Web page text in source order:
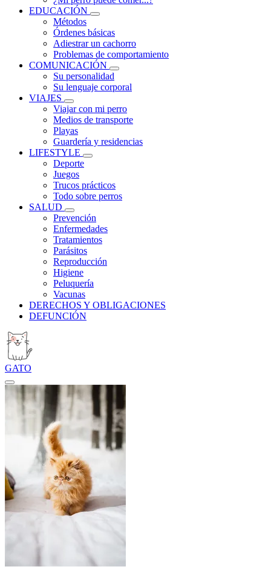
EDUCACIÓN
Métodos
Órdenes básicas
Adiestrar un cachorro
Problemas de comportamiento
COMUNICACIÓN
Su personalidad
Su lenguaje corporal
VIAJES
Viajar con mi perro
Medios de transporte
Playas
Guardería y residencias
LIFESTYLE
Deporte
Juegos
Trucos prácticos
Todo sobre perros
SALUD
Prevención
Enfermedades
Tratamientos
Parásitos
Reproducción
Higiene
Peluquería
Vacunas
DERECHOS Y OBLIGACIONES
DEFUNCIÓN
GATO